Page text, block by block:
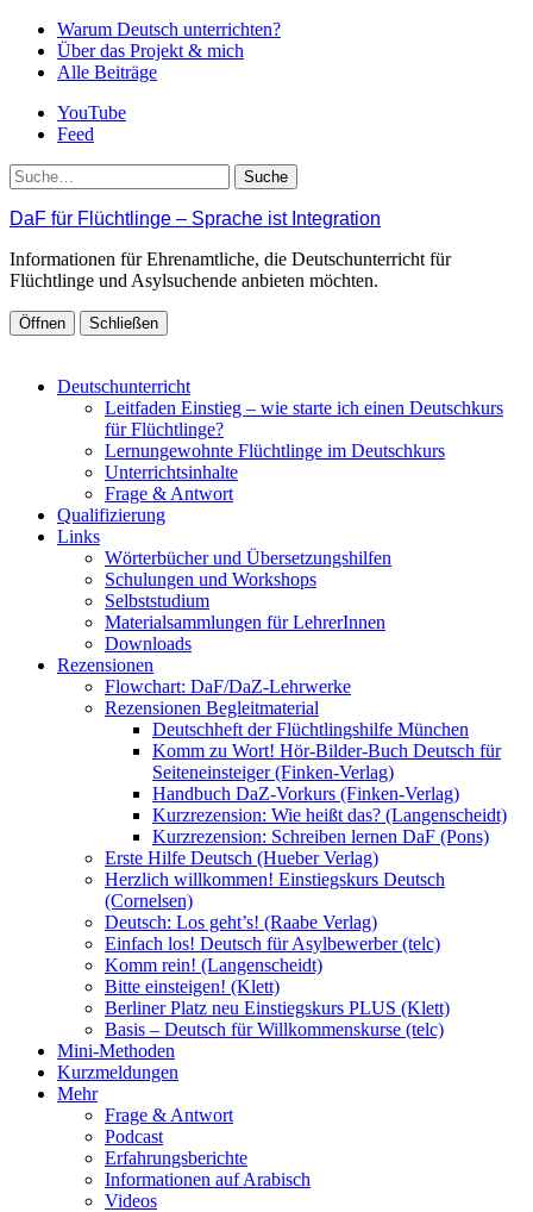
Warum Deutsch unterrichten?
Über das Projekt & mich
Alle Beiträge
YouTube
Feed
Suche
DaF für Flüchtlinge – Sprache ist Integration
Informationen für Ehrenamtliche, die Deutschunterricht für
Flüchtlinge und Asylsuchende anbieten möchten.
Öffnen Schließen
Deutschunterricht
Leitfaden Einstieg – wie starte ich einen Deutschkurs
für Flüchtlinge?
Lernungewohnte Flüchtlinge im Deutschkurs
Unterrichtsinhalte
Frage & Antwort
Qualifizierung
Links
Wörterbücher und Übersetzungshilfen
Schulungen und Workshops
Selbststudium
Materialsammlungen für LehrerInnen
Downloads
Rezensionen
Flowchart: DaF/DaZ-Lehrwerke
Rezensionen Begleitmaterial
Deutschheft der Flüchtlingshilfe München
Komm zu Wort! Hör-Bilder-Buch Deutsch für
Seiteneinsteiger (Finken-Verlag)
Handbuch DaZ-Vorkurs (Finken-Verlag)
Kurzrezension: Wie heißt das? (Langenscheidt)
Kurzrezension: Schreiben lernen DaF (Pons)
Erste Hilfe Deutsch (Hueber Verlag)
Herzlich willkommen! Einstiegskurs Deutsch
(Cornelsen)
Deutsch: Los geht’s! (Raabe Verlag)
Einfach los! Deutsch für Asylbewerber (telc)
Komm rein! (Langenscheidt)
Bitte einsteigen! (Klett)
Berliner Platz neu Einstiegskurs PLUS (Klett)
Basis – Deutsch für Willkommenskurse (telc)
Mini-Methoden
Kurzmeldungen
Mehr
Frage & Antwort
Podcast
Erfahrungsberichte
Informationen auf Arabisch
Videos